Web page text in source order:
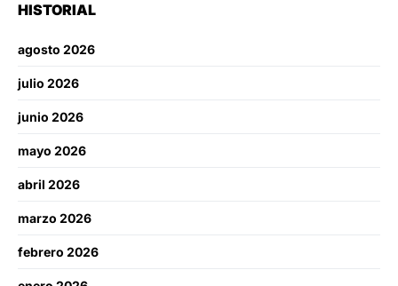
HISTORIAL
agosto 2026
julio 2026
junio 2026
mayo 2026
abril 2026
marzo 2026
febrero 2026